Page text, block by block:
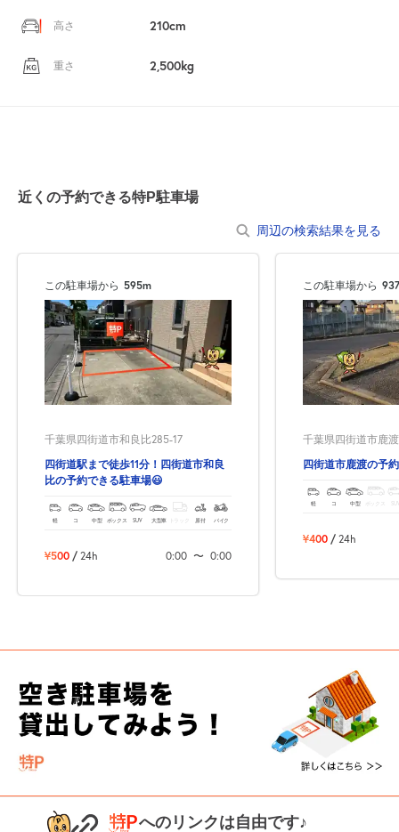
高さ 210cm
重さ 2,500kg
近くの予約できる特P駐車場
周辺の検索結果を見る
この駐車場から 595m
千葉県四街道市和良比285-17
四街道駅まで徒歩11分！四街道市和良
比の予約できる駐車場😃
軽 コ 中型 ボックス SUV 大型車 トラック 原付 バイク
¥500 / 24h 0:00 〜 0:00
この駐車場から
千葉県四街道市鹿
四街道市鹿渡の予
軽 コ 中型 ボックス
¥400 / 24h
へのリンクは自由です♪